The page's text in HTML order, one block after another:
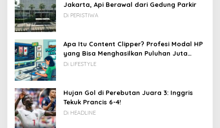
Jakarta, Api Berawal dari Gedung Parkir
Di PERISTIWA
Apa Itu Content Clipper? Profesi Modal HP
yang Bisa Menghasilkan Puluhan Juta
Rupiah
Di LIFESTYLE
Hujan Gol di Perebutan Juara 3: Inggris
Tekuk Prancis 6-4!
Di HEADLINE